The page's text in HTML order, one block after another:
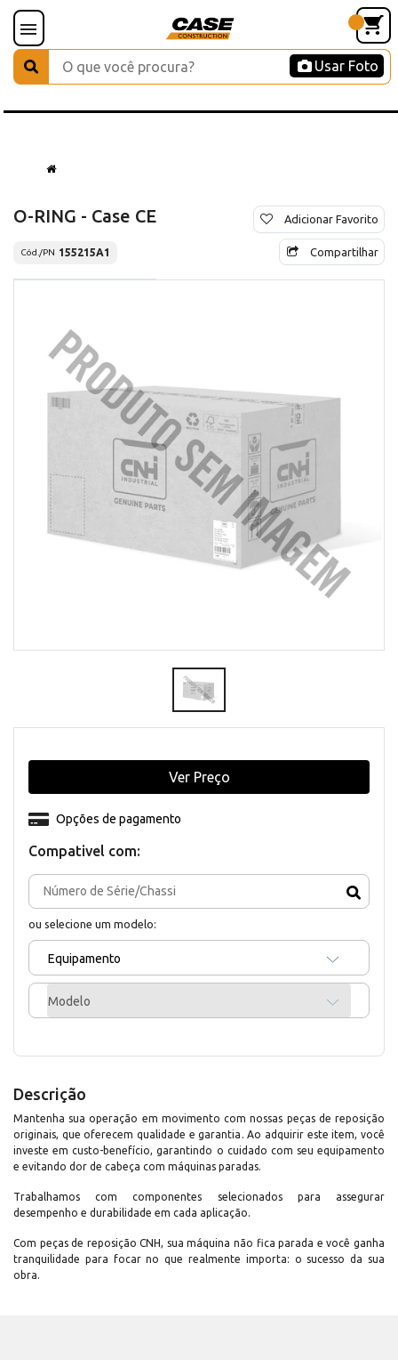
Usar Foto
O-RING - Case CE
Cód./PN 155215A1
Adicionar Favorito
Compartilhar
Compativel com:
ou selecione um modelo:
Equipamento
Modelo
Opções de pagamento
Ver Preço
Descrição
Mantenha sua operação em movimento com nossas peças de reposição
originais, que oferecem qualidade e garantia. Ao adquirir este item, você
investe em custo-benefício, garantindo o cuidado com seu equipamento
e evitando dor de cabeça com máquinas paradas.
Trabalhamos com componentes selecionados para assegurar
desempenho e durabilidade em cada aplicação.
Com peças de reposição CNH, sua máquina não fica parada e você ganha
tranquilidade para focar no que realmente importa: o sucesso da sua
obra.